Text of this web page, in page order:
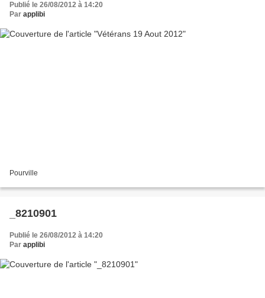
Publié le 26/08/2012 à 14:20
Par applibi
Pourville
_8210901
Publié le 26/08/2012 à 14:20
Par applibi